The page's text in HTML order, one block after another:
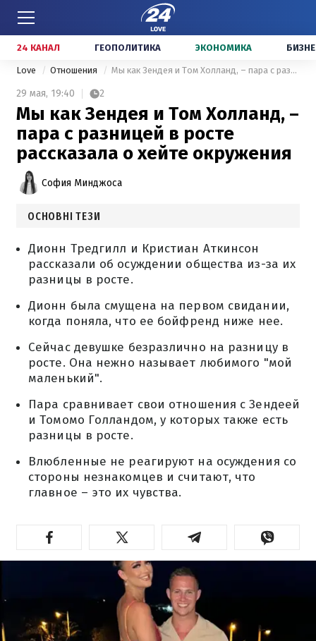
24 КАНАЛ ГЕОПОЛИТИКА ЭКОНОМИКА
Love Отношения Мы как Зендея и Том Холланд, – пара с разницей в росте рассказала о хейте окружения
29 мая, 19:40 2
Мы как Зендея и Том Холланд, –
пара с разницей в росте
рассказала о хейте окружения
София Минджоса
ОСНОВНІ ТЕЗИ
Дионн Тредгилл и Кристиан Аткинсон
рассказали об осуждении общества из-за их
разницы в росте.
Дионн была смущена на первом свидании,
когда поняла, что ее бойфренд ниже нее.
Сейчас девушке безразлично на разницу в
росте. Она нежно называет любимого "мой
маленький".
Пара сравнивает свои отношения с Зендеей
и Томомо Голландом, у которых также есть
разницы в росте.
Влюбленные не реагируют на осуждения со
стороны незнакомцев и считают, что
главное – это их чувства.